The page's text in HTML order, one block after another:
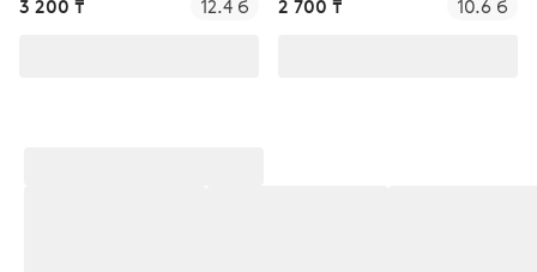
3 200 ₸ 12.4 б 2 700 ₸ 10.6 б